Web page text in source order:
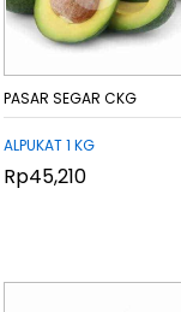
PASAR SEGAR CKG
ALPUKAT 1 KG
Rp45,210
Rp45,210